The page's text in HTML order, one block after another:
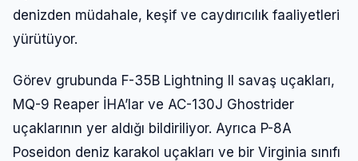
denizden müdahale, keşif ve caydırıcılık faaliyetleri
yürütüyor.
Görev grubunda F-35B Lightning II savaş uçakları,
MQ-9 Reaper İHA’lar ve AC-130J Ghostrider
uçaklarının yer aldığı bildiriliyor. Ayrıca P-8A
Poseidon deniz karakol uçakları ve bir Virginia sınıfı